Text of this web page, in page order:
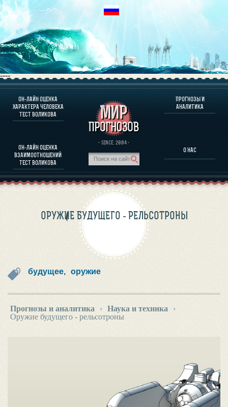
----
ОН-ЛАЙН ОЦЕНКА
ХАРАКТЕРА ЧЕЛОВЕКА
ТЕСТ ВОЛИКОВА
ОН-ЛАЙН ОЦЕНКА
ВЗАИМООТНОШЕНИЙ
ТЕСТ ВОЛИКОВА
· SINCE. 2004 ·
ПРОГНОЗЫ И
АНАЛИТИКА
О НАС
О ПРОГРАММЕ
ОЦЕНКА ХАРАКТЕРA ЧЕЛОВЕКА
ОЦЕНКА ХАРАКТЕРА ВЫДАЮЩИХСЯ ЛИЧНОСТЕЙ
О ПРОГРАММЕ
ПРОГНОЗЫ И АНАЛИТИКА
ОРУЖИЕ БУДУЩЕГО - РЕЛЬСОТРОНЫ
будущее, оружие
Прогнозы и аналитика › Наука и техника
›
Оружие будущего - рельсотроны